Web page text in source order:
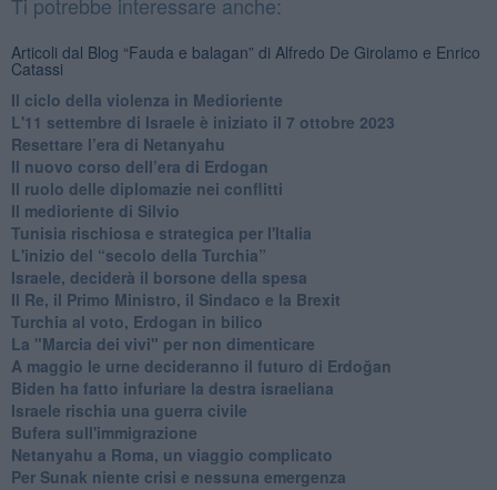
Articoli dal Blog “Fauda e balagan” di Alfredo De Girolamo e Enrico
Catassi
Il ciclo della violenza in Medioriente
L'11 settembre di Israele è iniziato il 7 ottobre 2023
Resettare l’era di Netanyahu
​Il nuovo corso dell’era di Erdogan
Il ruolo delle diplomazie nei conflitti
Il medioriente di Silvio
Tunisia rischiosa e strategica per l'Italia
L'inizio del “secolo della Turchia”
Israele, deciderà il borsone della spesa
Il Re, il Primo Ministro, il Sindaco e la Brexit
Turchia al voto, Erdogan in bilico
La "Marcia dei vivi" per non dimenticare
A maggio le urne decideranno il futuro di Erdoğan
Biden ha fatto infuriare la destra israeliana
Israele rischia una guerra civile
Bufera sull'immigrazione
Netanyahu a Roma, un viaggio complicato
Per Sunak niente crisi e nessuna emergenza